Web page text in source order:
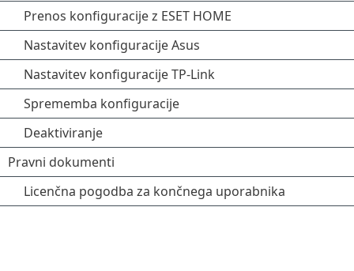
Prenos konfiguracije z ESET HOME
Nastavitev konfiguracije Asus
Nastavitev konfiguracije TP-Link
Sprememba konfiguracije
Deaktiviranje
Pravni dokumenti
Licenčna pogodba za končnega uporabnika